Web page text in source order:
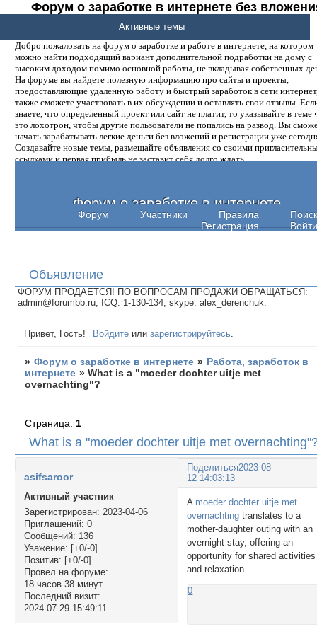
Форум о заработке в интернете без
денег.
Добро пожаловать на форум о заработке и работе в интернете, на котором
можно найти подходящий вариант дополнительной подработки на дому с
высоким доходом помимо основной работы, не вкладывая собственных
На форуме вы найдете полезную информацию про сайты и проекты,
предоставляющие удаленную работу и быстрый заработок в сети
также сможете участвовать в их обсуждении и оставлять свои отзывы.
знаете, что определенный проект или сайт не платит, то указывайте в теме
это лохотрон, чтобы другие пользователи не попались на развод. Вы
начать зарабатывать легкие деньги без вложений и регистрации уже
Создавайте новые темы, размещайте объявления со своими
ссылками и первая прибыль не заставит себя долго ждать.
Форум о заработке в интернете
Форум Участники Правила
Поиск
Регистрация
Войти
Активные темы
Объявление
ФОРУМ ПРОДАЕТСЯ! ПО ВОПРОСАМ ПРОДАЖИ ОБРАЩАТЬСЯ:
admin@forumbb.ru, ICQ: 1-130-134, skype: alex_derenchuk.
Привет, Гость! Войдите илизарегистрируйтесь
» Форум о заработке в интернете » Работа, заработок в
интернете »What is a "moeder dochter uitje met
overnachting"?
What is a "moeder dochter uitje met
Страница: 1
Поделиться2023-08-
12 14:03:13
asifsaroor
Активный участник
Зарегистрирован: 2023-04-06
Приглашений: 0
Сообщений: 136
Уважение: [+0/-0]
Позитив: [+0/-0]
Провел на форуме:
18 часов 38 минут
Последний визит:
2024-07-29 15:49:11
A moeder dochter uitje met
overnachting translates to a
mother-daughter outing with an
overnight stay, offering an
opportunity for shared activities
and relaxation.
0